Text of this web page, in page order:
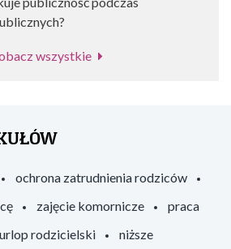
wszystkie
ochrona zatrudnienia rodziców
zajęcie komornicze
praca
urlop rodzicielski
niższe